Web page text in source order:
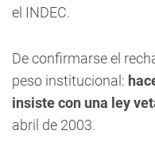
el INDEC.
De confirmarse el
peso institucional:
insiste con una ley
abril de 2003.